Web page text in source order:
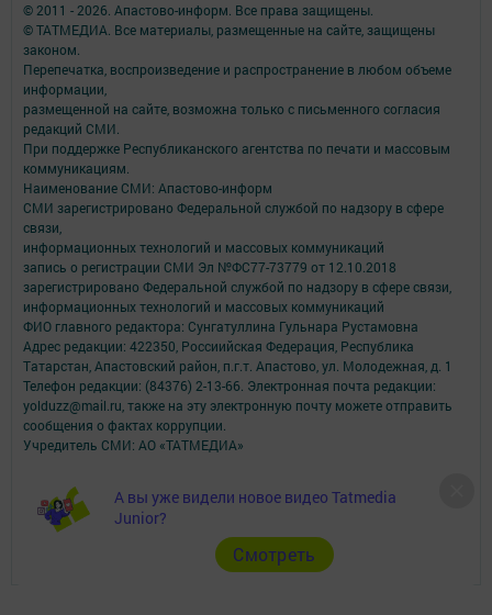
А вы уже видели новое видео Tatmedia
Junior?
Cмотреть
© 2011 - 2026. Апастово-информ. Все права защищены.
© ТАТМЕДИА. Все материалы, размещенные на сайте, защищены
законом.
Перепечатка, воспроизведение и распространение в любом объеме
информации,
размещенной на сайте, возможна только с письменного согласия
редакций СМИ.
При поддержке Республиканского агентства по печати и массовым
коммуникациям.
Наименование СМИ: Апастово-информ
СМИ зарегистрировано Федеральной службой по надзору в сфере
связи,
информационных технологий и массовых коммуникаций
запись о регистрации СМИ Эл №ФС77-73779 от 12.10.2018
зарегистрировано Федеральной службой по надзору в сфере связи,
информационных технологий и массовых коммуникаций
ФИО главного редактора: Сунгатуллина Гульнара Рустамовна
Адрес редакции: 422350, Россиийская Федерация, Республика
Татарстан, Апастовский район, п.г.т. Апастово, ул. Молодежная, д. 1
Телефон редакции: (84376) 2-13-66. Электронная почта редакции:
yolduzz@mail.ru, также на эту электронную почту можете отправить
сообщения о фактах коррупции.
Учредитель СМИ: АО «ТАТМЕДИА»
Антикоррупционная политика
АО «ТАТМЕДИА» использует «cookie»для персонализации сервисов и
удобства пользователей сайтом.
Использование «cookie» можно отменить в настройках браузера.
Политика конфиденциальности